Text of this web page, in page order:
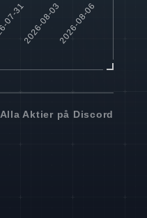
Alla Aktier på Discord